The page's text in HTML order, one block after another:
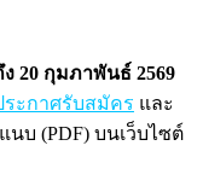
20 กุมภาพันธ์ 2569
ระกาศรับสมัคร และ
นบ (PDF) บนเว็บไซต์